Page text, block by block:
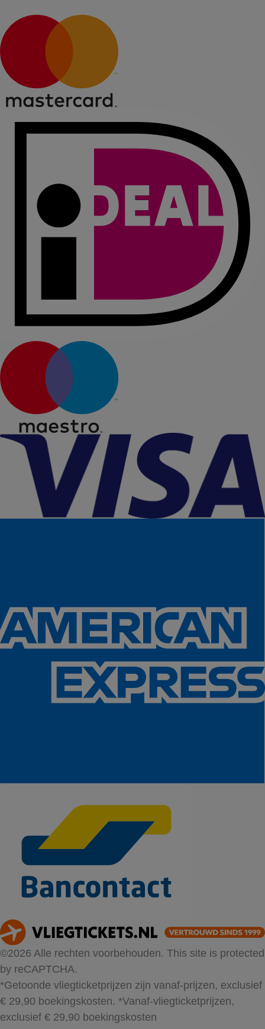
©2026 Alle rechten voorbehouden. This site is protected
by reCAPTCHA.
*Getoonde vliegticketprijzen zijn vanaf-prijzen, exclusief
€ 29,90 boekingskosten. *Vanaf-vliegticketprijzen,
exclusief € 29,90 boekingskosten